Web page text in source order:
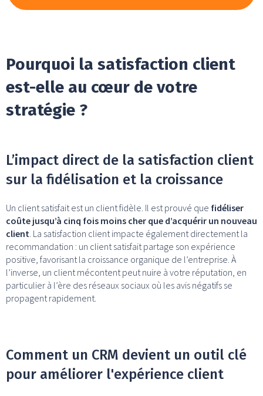
Pourquoi la satisfaction client
est-elle au cœur de votre
stratégie ?
L’impact direct de la satisfaction client
sur la fidélisation et la croissance
Un client satisfait est un client fidèle. Il est prouvé que fidéliser
coûte jusqu’à cinq fois moins cher que d’acquérir un nouveau
client. La satisfaction client impacte également directement la
recommandation : un client satisfait partage son expérience
positive, favorisant la croissance organique de l’entreprise. À
l’inverse, un client mécontent peut nuire à votre réputation, en
particulier à l’ère des réseaux sociaux où les avis négatifs se
propagent rapidement.
Comment un CRM devient un outil clé
pour améliorer l'expérience client